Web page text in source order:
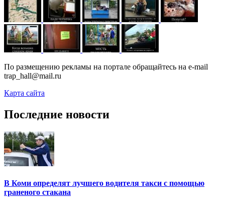
По размещению рекламы на портале обращайтесь на e-mail
trap_hall@mail.ru
Карта сайта
Последние новости
В Коми определят лучшего водителя такси с помощью
граненого стакана